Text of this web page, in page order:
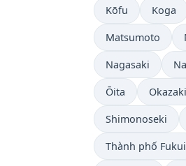
Kōfu Koga
Matsumoto
Nagasaki
Ōita Okazaki
Shimonoseki
Thành phố Fukui